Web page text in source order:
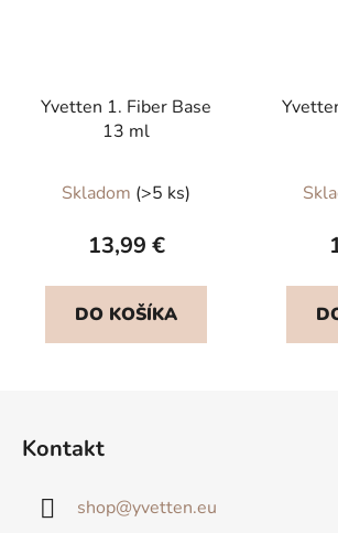
Yvetten 1. Fiber Base
13 ml
Skladom (>5 ks)
13,99 €
DO KOŠÍKA
Kontakt
shop@yvetten.eu